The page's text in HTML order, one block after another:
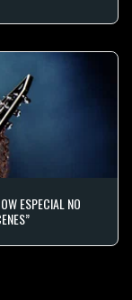
ESPECIAL NO